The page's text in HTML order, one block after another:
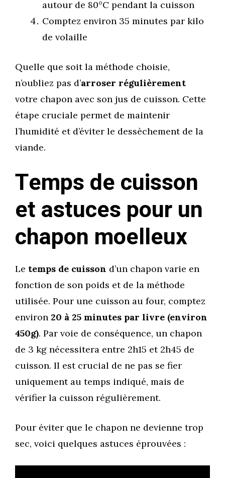
autour de 80°C pendant la cuisson
Comptez environ 35 minutes par kilo
de volaille
Quelle que soit la méthode choisie,
n’oubliez pas d’arroser régulièrement
votre chapon avec son jus de cuisson. Cette
étape cruciale permet de maintenir
l’humidité et d’éviter le dessèchement de la
viande.
Temps de cuisson
et astuces pour un
chapon moelleux
Le temps de cuisson d’un chapon varie en
fonction de son poids et de la méthode
utilisée. Pour une cuisson au four, comptez
environ 20 à 25 minutes par livre (environ
450g). Par voie de conséquence, un chapon
de 3 kg nécessitera entre 2h15 et 2h45 de
cuisson. Il est crucial de ne pas se fier
uniquement au temps indiqué, mais de
vérifier la cuisson régulièrement.
Pour éviter que le chapon ne devienne trop
sec, voici quelques astuces éprouvées :